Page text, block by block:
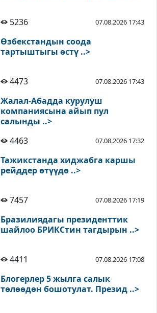
5236 07.08.2026 17:43
Өзбекстандын соода
тартыштыгы өстү ..>
4473 07.08.2026 17:43
Жалал-Абадда курулуш
компаниясына айып пул
салынды ..>
4463
07.08.2026 17:32
Тажикстанда хиджабга каршы
рейддер өтүүдө ..>
7457 07.08.2026 17:19
Бразилиядагы президенттик
шайлоо БРИКСтин тагдырын ..>
4411 07.08.2026 17:08
Блогерлер 5 жылга салык
төлөөдөн бошотулат. Презид ..>